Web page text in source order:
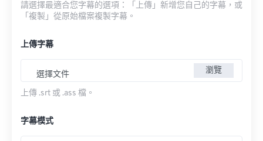
請選擇最適合您字幕的選項：「上傳」新增您自己的字幕，或
「複製」從原始檔案複製字幕。
上傳字幕
選擇文件 瀏覽
上傳 .srt 或 .ass 檔。
字幕模式